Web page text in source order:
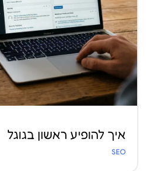
איך להופיע ראשון בגוגל
SEO